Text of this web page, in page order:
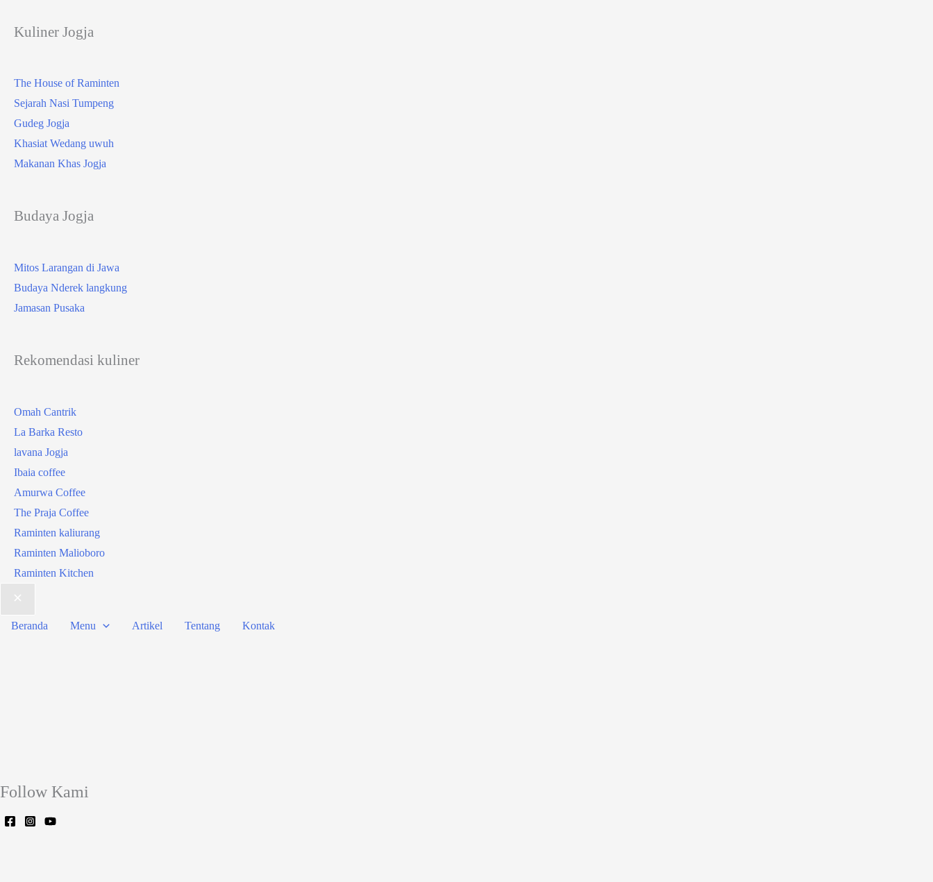
Kuliner Jogja
The House of Raminten
Sejarah Nasi Tumpeng
Gudeg Jogja
Khasiat Wedang uwuh
Makanan Khas Jogja
Budaya Jogja
Mitos Larangan di Jawa
Budaya Nderek langkung
Jamasan Pusaka
Rekomendasi kuliner
Omah Cantrik
La Barka Resto
lavana Jogja
Ibaia coffee
Amurwa Coffee
The Praja Coffee
Raminten kaliurang
Raminten Malioboro
Raminten Kitchen
Beranda Menu Artikel Tentang Kontak
Follow Kami